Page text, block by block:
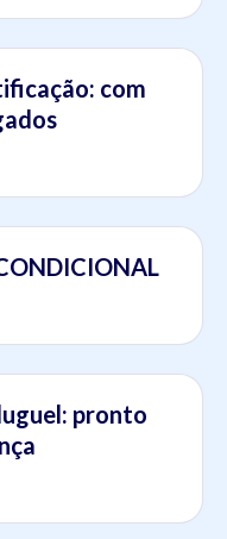
com
pronto